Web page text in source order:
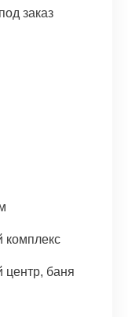
заказ
комплекс
центр, баня